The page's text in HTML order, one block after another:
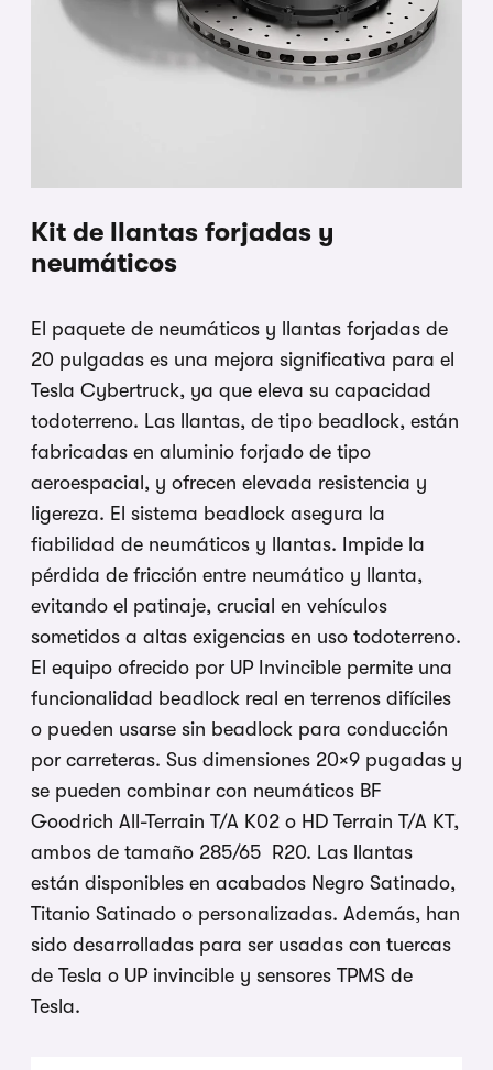
Kit de llantas forjadas y
neumáticos
El paquete de neumáticos y llantas forjadas de
20 pulgadas es una mejora significativa para el
Tesla Cybertruck, ya que eleva su capacidad
todoterreno. Las llantas, de tipo beadlock, están
fabricadas en aluminio forjado de tipo
aeroespacial, y ofrecen elevada resistencia y
ligereza. El sistema beadlock asegura la
fiabilidad de neumáticos y llantas. Impide la
pérdida de fricción entre neumático y llanta,
evitando el patinaje, crucial en vehículos
sometidos a altas exigencias en uso todoterreno.
El equipo ofrecido por UP Invincible permite una
funcionalidad beadlock real en terrenos difíciles
o pueden usarse sin beadlock para conducción
por carreteras. Sus dimensiones 20×9 pugadas y
se pueden combinar con neumáticos BF
Goodrich All-Terrain T/A K02 o HD Terrain T/A KT,
ambos de tamaño 285/65 R20. Las llantas
están disponibles en acabados Negro Satinado,
Titanio Satinado o personalizadas. Además, han
sido desarrolladas para ser usadas con tuercas
de Tesla o UP invincible y sensores TPMS de
Tesla.